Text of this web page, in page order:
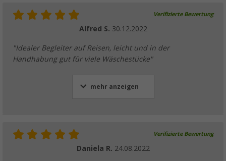
Verifizierte Bewertung
Alfred S. 30.12.2022
"Idealer Begleiter auf Reisen, leicht und in der
Handhabung gut für viele Wäschestücke"
mehr anzeigen
Verifizierte Bewertung
Daniela R. 24.08.2022